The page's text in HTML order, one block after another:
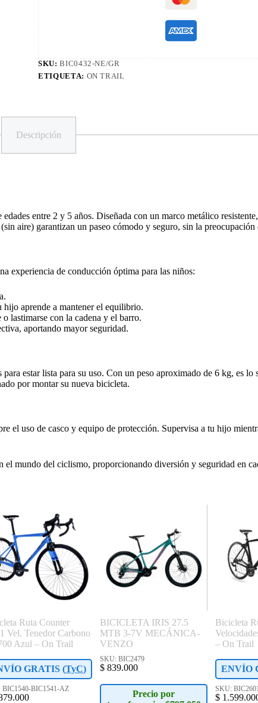
SKU:BIC0432-NE/GR
ETIQUETA: ON TRAIL
Descripción
entre 2 y 5 años. Diseñada con un marco metálico
aire) garantizan un paseo cómodo y seguro, sin la preocupación
experiencia de conducción óptima para las niños:
aprende a mantener el equilibrio.
lastimarse con la cadena y el barro.
aportando mayor seguridad.
estar lista para su uso. Con un peso aproximado de 6 kg, es
por montar su nueva bicicleta.
el uso de casco y equipo de protección. Supervisa a tu hijo
mundo del ciclismo, proporcionando diversión y seguridad en
Ruta Counter
Vel. Tenedor Carbono
Azul – On Trail
GRATIS (TyC)
BIC1540-BIC1541-AZ
BICICLETA IRIS 27.5
MTB 3-7V MECÁNICA-
VENZO
SKU: BIC2479
$839.000
Precio por
Bicicleta
– On Trail
ENVÍO
SKU:
$